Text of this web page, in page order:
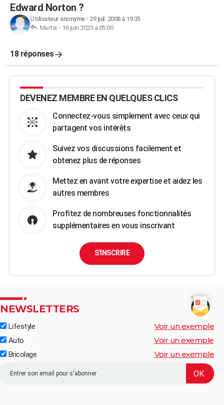
Edward Norton ?
Utilisateur anonyme- 29 juil. 2008 à 19:35
Martix - 16 juin 2023 à 05:00
18 réponses
DEVENEZ MEMBRE EN QUELQUES CLICS
Connectez-vous simplement avec ceux qui
partagent vos intérêts
Suivez vos discussions facilement et
obtenez plus de réponses
Mettez en avant votre expertise et aidez les
autres membres
Profitez de nombreuses fonctionnalités
supplémentaires en vous inscrivant
S'INSCRIRE
NEWSLETTERS
Lifestyle Voir un exemple
Auto Voir un exemple
Bricolage Voir un exemple